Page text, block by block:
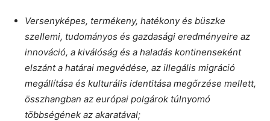
Versenyképes, termékeny, hatékony és büszke
szellemi, tudományos és gazdasági eredményeire az
innováció, a kiválóság és a haladás kontinenseként
elszánt a határai megvédése, az illegális migráció
megállítása és kulturális identitása megőrzése mellett,
összhangban az európai polgárok túlnyomó
többségének az akaratával;